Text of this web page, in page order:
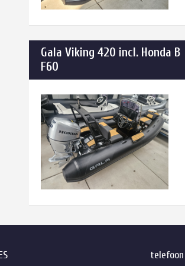
Gala Viking 420 incl. Honda B
F60
telefoon